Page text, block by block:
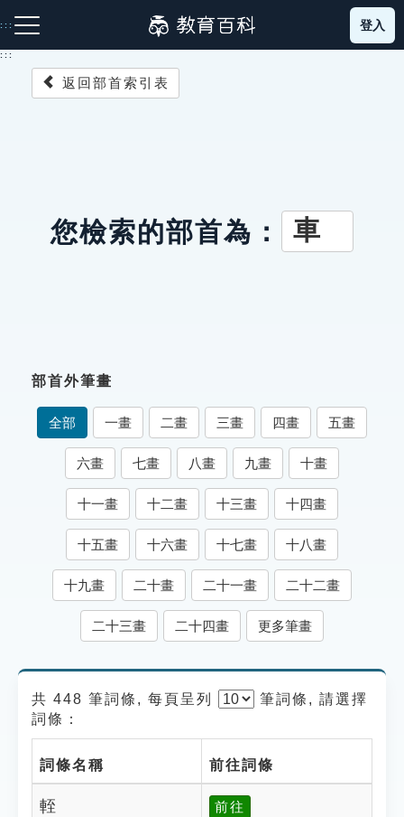
到
主
:::
成語故事
索引選單
知識索引
單字索引
生命大百科索引
遊戲專區
貓頭鷹博士
登入
:::
返回部首索引表
您檢索的部首為： 車
部首外筆畫
全部 一畫 二畫 三畫 四畫 五畫
六畫 七畫 八畫 九畫 十畫
十一畫 十二畫 十三畫 十四畫
十五畫 十六畫 十七畫 十八畫
十九畫 二十畫 二十一畫 二十二畫
二十三畫 二十四畫 更多筆畫
共 448 筆詞條, 每頁呈列 筆詞條, 請選擇
詞條：
詞條名稱 前往詞條
輊 前往